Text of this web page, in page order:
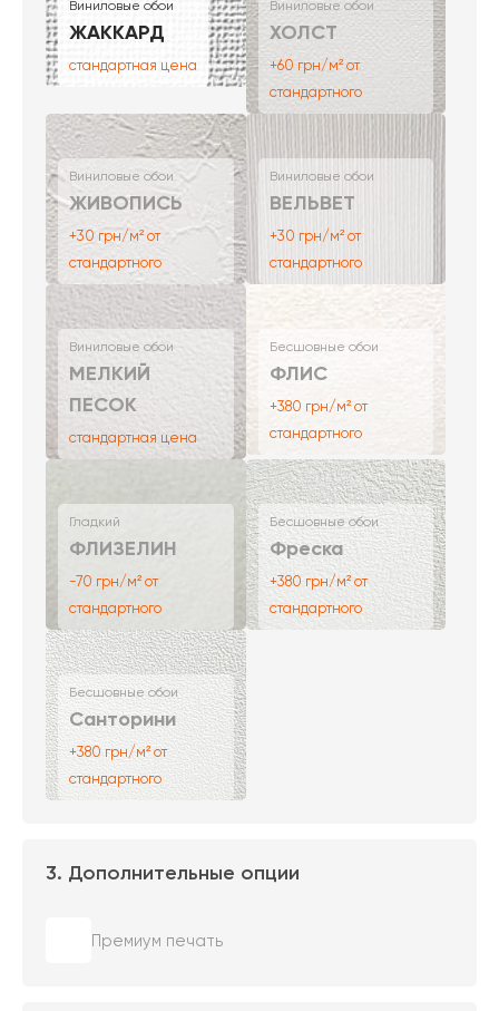
Виниловые обои
ЖАККАРД
стандартная цена
Виниловые обои
ХОЛСТ
+60 грн/м² от
стандартного
Виниловые обои
ЖИВОПИСЬ
+30 грн/м² от
стандартного
Виниловые обои
ВЕЛЬВЕТ
+30 грн/м² от
стандартного
Виниловые обои
МЕЛКИЙ
ПЕСОК
стандартная цена
Бесшовные обои
ФЛИС
+380 грн/м² от
стандартного
Гладкий
ФЛИЗЕЛИН
-70 грн/м² от
стандартного
Бесшовные обои
Фреска
+380 грн/м² от
стандартного
Бесшовные обои
Санторини
+380 грн/м² от
стандартного
3. Дополнительные опции
Премиум печать